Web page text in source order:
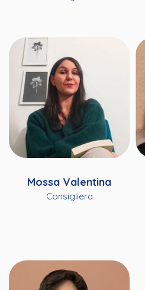
Mossa Valentina
Consigliera